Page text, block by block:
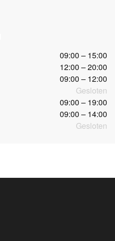
09:00 – 15:00
12:00 – 20:00
09:00 – 12:00
Gesloten
09:00 – 19:00
09:00 – 14:00
Gesloten